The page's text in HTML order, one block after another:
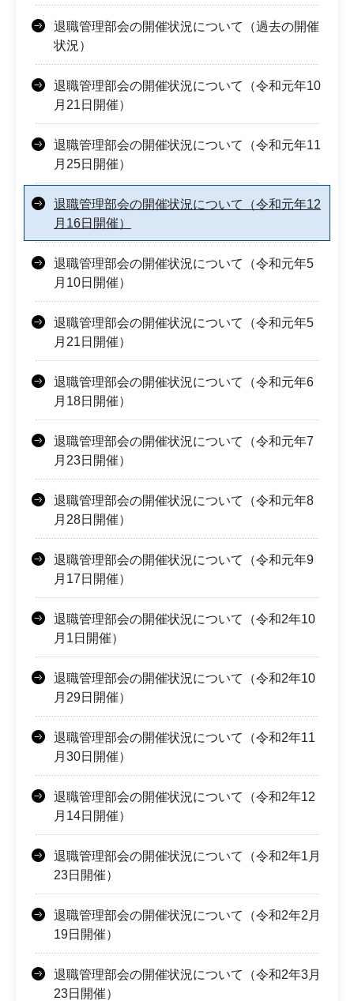
退職管理部会の開催状況について（過去の開催
状況）
退職管理部会の開催状況について（令和元年10
月21日開催）
退職管理部会の開催状況について（令和元年11
月25日開催）
退職管理部会の開催状況について（令和元年12
月16日開催）
退職管理部会の開催状況について（令和元年5
月10日開催）
退職管理部会の開催状況について（令和元年5
月21日開催）
退職管理部会の開催状況について（令和元年6
月18日開催）
退職管理部会の開催状況について（令和元年7
月23日開催）
退職管理部会の開催状況について（令和元年8
月28日開催）
退職管理部会の開催状況について（令和元年9
月17日開催）
退職管理部会の開催状況について（令和2年10
月1日開催）
退職管理部会の開催状況について（令和2年10
月29日開催）
退職管理部会の開催状況について（令和2年11
月30日開催）
退職管理部会の開催状況について（令和2年12
月14日開催）
退職管理部会の開催状況について（令和2年1月
23日開催）
退職管理部会の開催状況について（令和2年2月
19日開催）
退職管理部会の開催状況について（令和2年3月
23日開催）